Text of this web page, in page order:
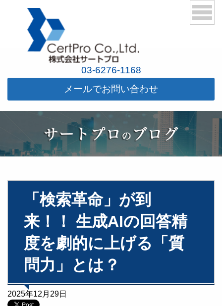
03-6276-1168
メールでお問い合わせ
「検索革命」が到
来！！ 生成AIの回答精
度を劇的に上げる「質
問力」とは？
2025年12月29日